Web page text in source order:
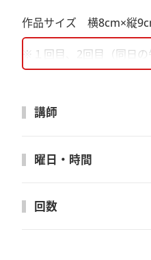
作品サイズ 横8cm×縦
※１回目、2回目（同日の
※ 進捗によっては、3回
※作品の色は変わる場合が
講師
曜日・時間
回数